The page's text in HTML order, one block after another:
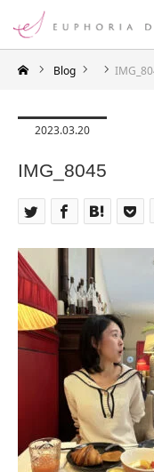
Blog
2023.03.20
IMG_8045